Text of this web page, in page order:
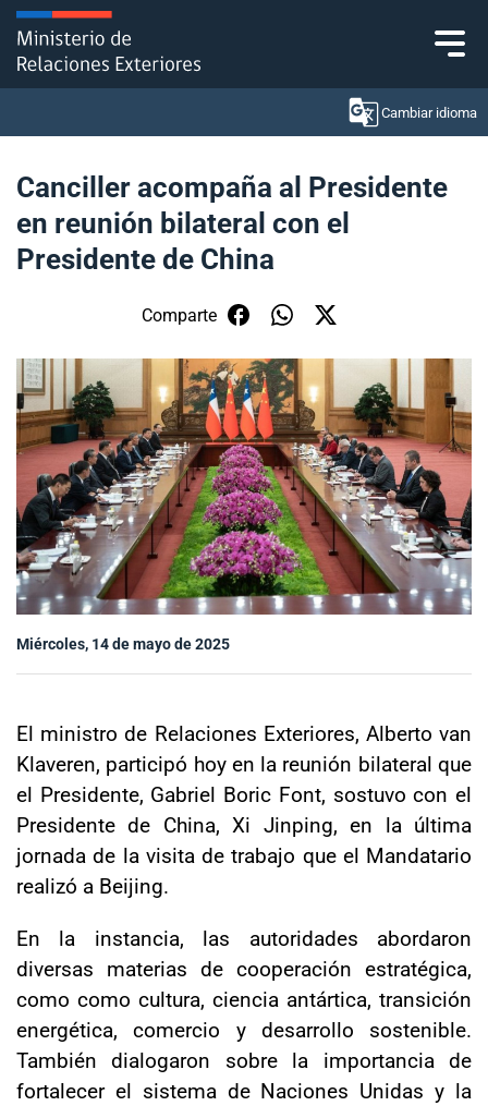
Click acá para ir directamente al contenido
Cambiar idioma
Ministerio
Política Exterior
Embajadas y consulados
Servicios ciudadanos
Subsecretaría de Relaciones Económicas
Internacionales
Sala de prensa
modo claro
Canciller acompaña al Presidente
en reunión bilateral con el
Presidente de China
Comparte
Miércoles, 14 de mayo de 2025
El ministro de Relaciones Exteriores, Alberto van
Klaveren, participó hoy en la reunión bilateral que
el Presidente, Gabriel Boric Font, sostuvo con el
Presidente de China, Xi Jinping, en la última
jornada de la visita de trabajo que el Mandatario
realizó a Beijing.
En la instancia, las autoridades abordaron
diversas materias de cooperación estratégica,
como como cultura, ciencia antártica, transición
energética, comercio y desarrollo sostenible.
También dialogaron sobre la importancia de
fortalecer el sistema de Naciones Unidas y la